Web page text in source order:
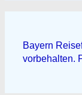
Bayern
vorbehalten.